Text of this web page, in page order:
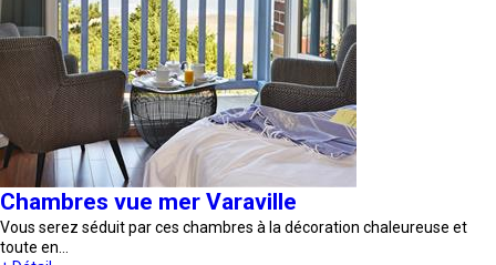
Chambres vue mer Varaville
Vous serez séduit par ces chambres à la décoration chaleureuse et
toute en…